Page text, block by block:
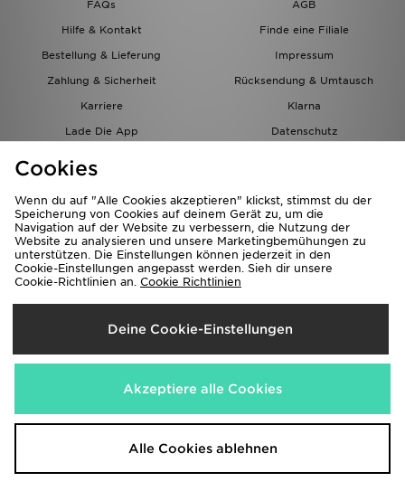
FAQs
AGB
Hilfe & Kontakt
Finde eine Filiale
Bestellung & Lieferung
Impressum
Zahlung & Sicherheit
Rücksendung & Umtausch
Karriere
Klarna
Lade Die App
Datenschutz
Lieferung Nach
Österreich
Wir akzeptieren folgende Zahlungsmethoden
Corporate Website www.jdplc.com
Cookies
Wenn du auf "Alle Cookies akzeptieren" klickst, stimmst du der
Speicherung von Cookies auf deinem Gerät zu, um die
Navigation auf der Website zu verbessern, die Nutzung der
Website zu analysieren und unsere Marketingbemühungen zu
unterstützen. Die Einstellungen können jederzeit in den
Cookie-Einstellungen angepasst werden. Sieh dir unsere
Cookie-Richtlinien an. Cookie Richtlinien
Deine Cookie-Einstellungen
Akzeptiere alle Cookies
Alle Cookies ablehnen